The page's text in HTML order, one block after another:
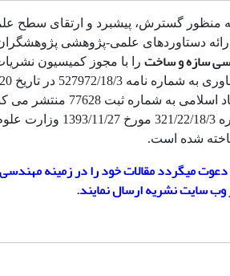
منظور گسترش، پیشبرد و ارتقای سطح
دستاوردهای علمی-پژوهشی
سازه و ساخت را با مجوز کمیسیون
مجوز وزارت فرهنگ و ارشاد اسلامی به
نشریه به استناد مجوز شماره 321/
شده است.
دعوت میگردد مقالات خود را در زمینه
وب سایت نشریه ارسال نمایند.